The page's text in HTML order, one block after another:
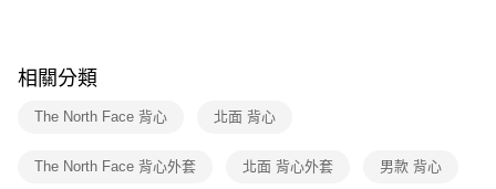
※ 交易是否成功請以「AFTEE先享後付 」之結帳頁面顯示為準，若有關於
是否繳費成功／繳費後需取消欲退款等相關疑問，請聯繫「AFTEE先享後付
客戶支援中心」https://netprotections.freshdesk.com/support/home
１．透過由恩沛科技股份有限公司提供之「AFTEE先享後付」服務完成之交
相關分類
The North Face 背心 北面 背心
The North Face 背心外套 北面 背心外套 男款 背心